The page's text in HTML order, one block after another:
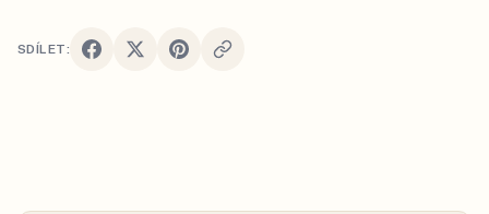
SDÍLET: